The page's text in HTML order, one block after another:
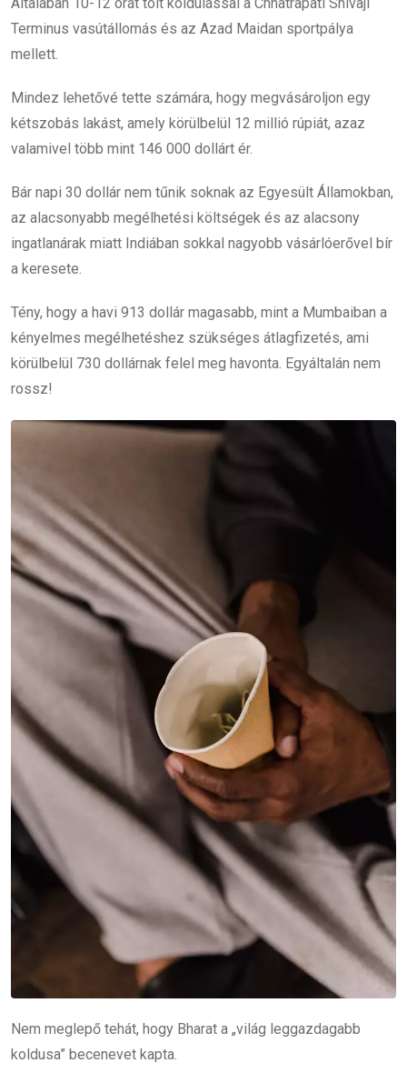
Terminus vasútállomás és az Azad Maidan sportpálya
mellett.
Mindez lehetővé tette számára, hogy megvásároljon egy
kétszobás lakást, amely körülbelül 12 millió rúpiát, azaz
valamivel több mint 146 000 dollárt ér.
Bár napi 30 dollár nem tűnik soknak az Egyesült Államokban,
az alacsonyabb megélhetési költségek és az alacsony
ingatlanárak miatt Indiában sokkal nagyobb vásárlóerővel bír
a keresete.
Tény, hogy a havi 913 dollár magasabb, mint a Mumbaiban a
kényelmes megélhetéshez szükséges átlagfizetés, ami
körülbelül 730 dollárnak felel meg havonta. Egyáltalán nem
rossz!
Nem meglepő tehát, hogy Bharat a „világ leggazdagabb
koldusa” becenevet kapta.